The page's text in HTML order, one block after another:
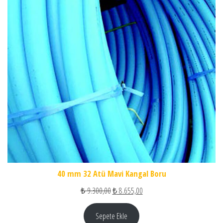
40 mm 32 Atü Mavi Kangal Boru
₺9.300,00Orijinal fiyat: ₺ 9.300,00.
₺8.655,00Şu andaki fiyat: ₺ 8.655,00.
Sepete Ekle